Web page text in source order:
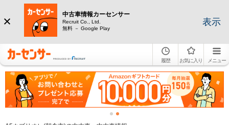
中古車情報カーセンサー
Recruit Co., Ltd.
無料 － Google Play
表示
履歴 お気に入り メニュー